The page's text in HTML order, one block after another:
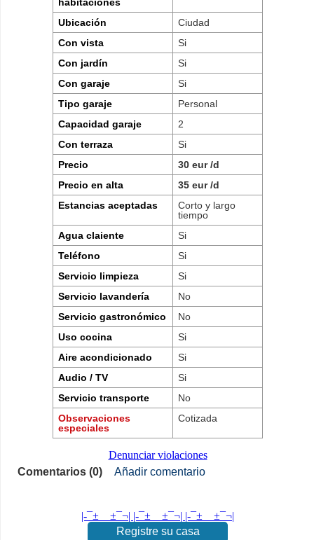
habitaciones
Ubicación
Ciudad
Con vista
Si
Con jardín
Si
Con garaje
Si
Tipo garaje
Personal
Capacidad garaje
2
Con terraza
Si
Precio
30 eur /d
Precio en alta
35 eur /d
Estancias aceptadas
Corto y largo
tiempo
Agua claiente
Si
Teléfono
Si
Servicio limpieza
Si
Servicio lavandería
No
Servicio gastronómico
No
Uso cocina
Si
Aire acondicionado
Si
Audio / TV
Si
Servicio transporte
No
Observaciones
especiales
Cotizada
Denunciar violaciones
Comentarios (0)
Añadir comentario
|-¯±­__­±¯¬| |-¯±­__­±¯¬| |-¯±­__­±¯¬|
Registre su casa